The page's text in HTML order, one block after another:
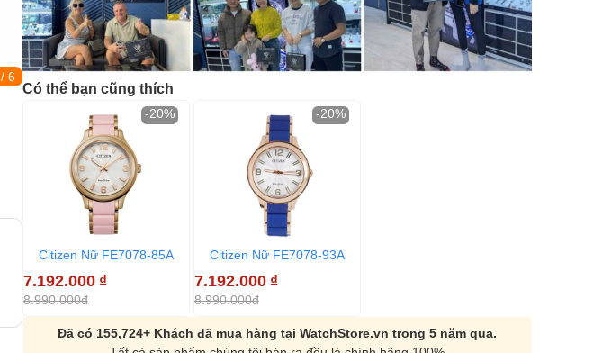
/ 6
Có thể bạn cũng thích
Citizen Nữ FE7078-85A
7.192.000 ₫
8.990.000đ
-20%
Citizen Nữ FE7078-93A
7.192.000 ₫
8.990.000đ
-20%
Đã có 155,724+ Khách đã mua hàng tại WatchStore.vn trong 5 năm qua.